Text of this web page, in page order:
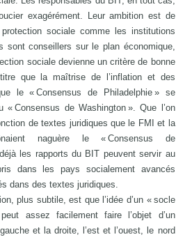
exagérément. Leur ambition est de
sociale comme les institutions
sont conseillers sur le plan économique,
sociale devienne un critère de bonne
que la maîtrise de l’inflation et des
le « Consensus de Philadelphie » se
Consensus de Washington ». Que l’on
de textes juridiques que le FMI et la
naguère le « Consensus de
les rapports du BIT peuvent servir au
dans les pays socialement avancés
dans des textes juridiques.
plus subtile, est que l’idée d’un « socle
assez facilement faire l’objet d’un
et la droite, l’est et l’ouest, le nord